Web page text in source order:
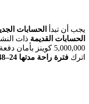
يجب أن تبدأ الحسابات
الحسابات القديمة ذات
5,000,000 كوينز
اترك فترة راحة مدتها 24–48 ساعة